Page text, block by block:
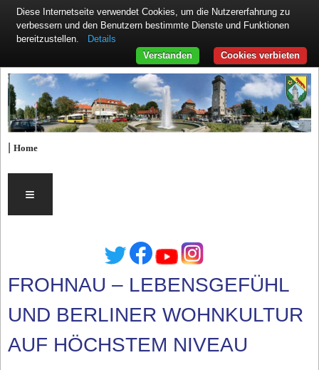
|Home
≡
FROHNAU – LEBENSGEFÜHL
UND BERLINER WOHNKULTUR
AUF HÖCHSTEM NIVEAU
Diese Internetseite verwendet Cookies, um die Nutzererfahrung zu
verbessern und den Benutzern bestimmte Dienste und Funktionen
bereitzustellen.
Details
Cookies verbieten
Verstanden